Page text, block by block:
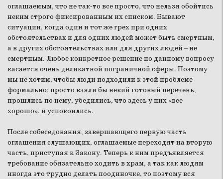
оглашаемым, что не так-то все просто, что нельзя обойтись
неким строго фиксированным их списком. Бывают
ситуации, когда один и тот же грех при одних
обстоятельствах и для одних людей может быть смертным,
а в других обстоятельствах или для других людей – не
смертным. Любое конкретное решение по данному вопросу
касается очень деликатной пограничной сферы. Поэтому
мы не хотим, чтобы люди подходили к этой проблеме
формально: просто взяли бы некий готовый перечень,
прошлись по нему, убедились, что здесь у них «все
хорошо», и успокоились.
После собеседования, завершающего первую часть
оглашения слушающих, оглашаемые переходят на вторую
часть, приступая к Закону. Теперь к ним предъявляется
требование обязательно ходить в храм, а так как людям
иногда это трудно делать поодиночке, то поэтому вся